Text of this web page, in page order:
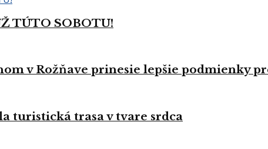
TÚTO SOBOTU!
v Rožňave prinesie lepšie podmienky
turistická trasa v tvare srdca